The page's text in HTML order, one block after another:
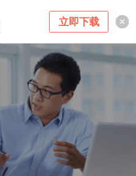
立即下载